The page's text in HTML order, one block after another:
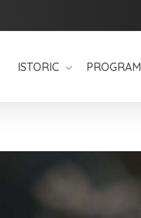
ISTORIC PROGRAM